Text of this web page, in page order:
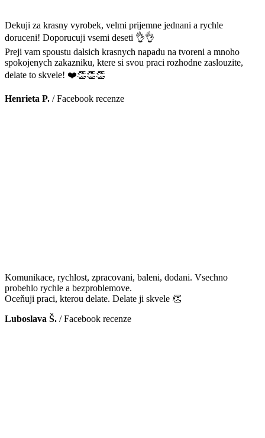
Dekuji za krasny vyrobek, velmi prijemne jednani a rychle
doruceni! Doporucuji vsemi deseti 👌👌
Preji vam spoustu dalsich krasnych napadu na tvoreni a mnoho
spokojenych zakazniku, ktere si svou praci rozhodne zaslouzite,
delate to skvele! ❤️👏👏👏
Henrieta P. /Facebook recenze
Komunikace, rychlost, zpracovani, baleni, dodani. Vsechno
probehlo rychle a bezproblemove.
Oceňuji praci, kterou delate. Delate ji skvele 👏
Luboslava Š. /Facebook recenze